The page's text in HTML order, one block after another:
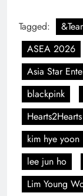
Tagged:
ASEA 2026
Asia Star
blackpink
Hearts2Hearts
kim hye yoon
lee jun ho
Lim Young